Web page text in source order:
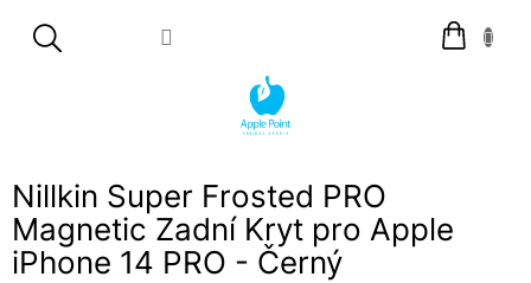
Nákupní
košík
Nillkin Super Frosted PRO
Magnetic Zadní Kryt pro Apple
iPhone 14 PRO - Černý